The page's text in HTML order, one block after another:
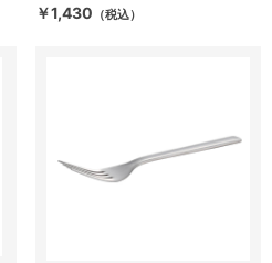
￥1,430 （税込）